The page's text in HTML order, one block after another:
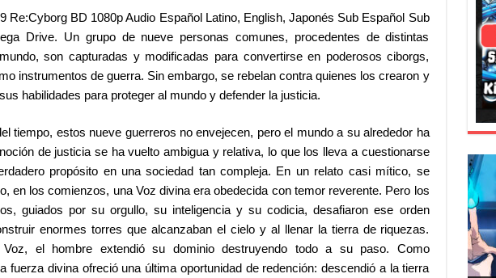
Re:Cyborg BD 1080p Audio Español Latino, English, Japonés Sub Español Sub
Drive. Un grupo de nueve personas comunes, procedentes de distintas
son capturadas y modificadas para convertirse en poderosos ciborgs,
instrumentos de guerra. Sin embargo, se rebelan contra quienes los crearon y
habilidades para proteger al mundo y defender la justicia.
tiempo, estos nueve guerreros no envejecen, pero el mundo a su alrededor ha
de justicia se ha vuelto ambigua y relativa, lo que los lleva a cuestionarse
propósito en una sociedad tan compleja. En un relato casi mítico, se
en los comienzos, una Voz divina era obedecida con temor reverente. Pero los
guiados por su orgullo, su inteligencia y su codicia, desafiaron ese orden
enormes torres que alcanzaban el cielo y al llenar la tierra de riquezas.
Voz, el hombre extendió su dominio destruyendo todo a su paso. Como
fuerza divina ofreció una última oportunidad de redención: descendió a la tierra